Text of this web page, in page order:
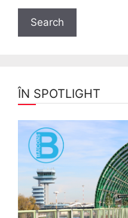
ÎN SPOTLIGHT